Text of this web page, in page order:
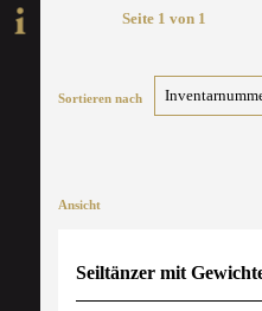
Seite 1 von 1
Sortieren nach
Ansicht
Seiltänzer mit